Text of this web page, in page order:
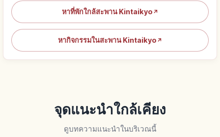
หาที่พักใกล้สะพาน Kintaikyo ↗
หากิจกรรมในสะพาน Kintaikyo ↗
จุดแนะนำใกล้เคียง
ดูบทความแนะนำในบริเวณนี้